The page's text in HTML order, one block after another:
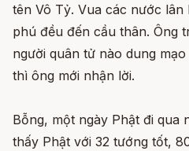
tên Vô Tỷ. Vua các nước lân
phú đều đến cầu thân. Ông
người quân tử nào dung
thì ông mới nhận lời.
Bỗng, một ngày Phật đi qua
thấy Phật với 32 tướng tốt,